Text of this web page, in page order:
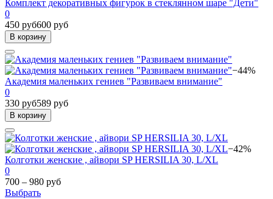
Комплект декоративных фигурок в стеклянном шаре "Дети"
0
450 руб600 руб
В корзину
−44%
Академия маленьких гениев "Развиваем внимание"
0
330 руб589 руб
В корзину
−42%
Колготки женские , айвори SP HERSILIA 30, L/XL
0
700 – 980 руб
Выбрать